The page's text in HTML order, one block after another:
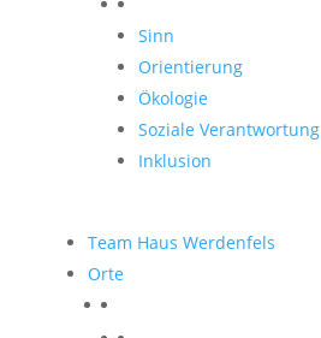
Sinn
Orientierung
Ökologie
Soziale Verantwortung
Inklusion
Team Haus Werdenfels
Orte